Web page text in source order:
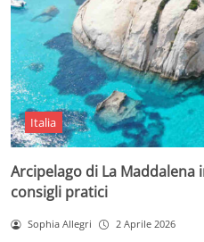
Italia
Arcipelago di La
consigli pratici
Sophia Allegri 2 Aprile 2026